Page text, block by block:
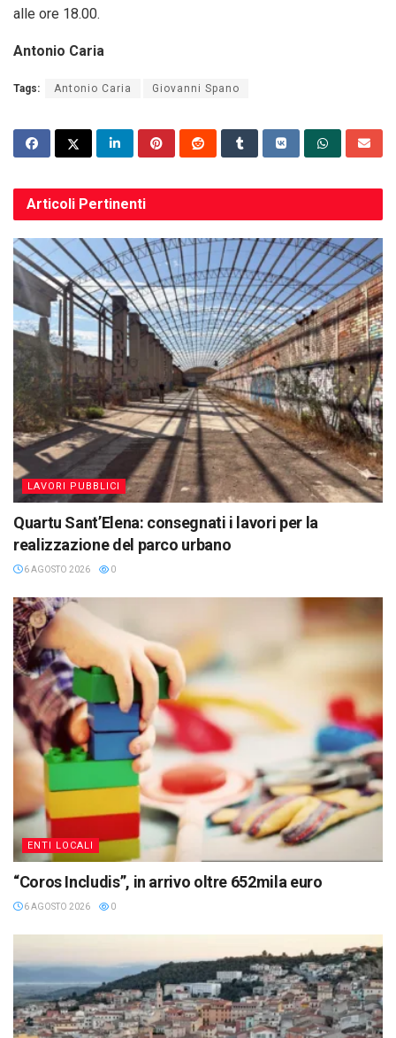
alle ore 18.00.
Antonio Caria
Tags: Antonio Caria Giovanni Spano
Articoli Pertinenti
LAVORI PUBBLICI
Quartu Sant’Elena: consegnati i lavori per la
realizzazione del parco urbano
6 AGOSTO 2026 0
ENTI LOCALI
“Coros Includis”, in arrivo oltre 652mila euro
6 AGOSTO 2026 0